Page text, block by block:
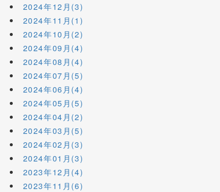
2024年12月(3)
2024年11月(1)
2024年10月(2)
2024年09月(4)
2024年08月(4)
2024年07月(5)
2024年06月(4)
2024年05月(5)
2024年04月(2)
2024年03月(5)
2024年02月(3)
2024年01月(3)
2023年12月(4)
2023年11月(6)